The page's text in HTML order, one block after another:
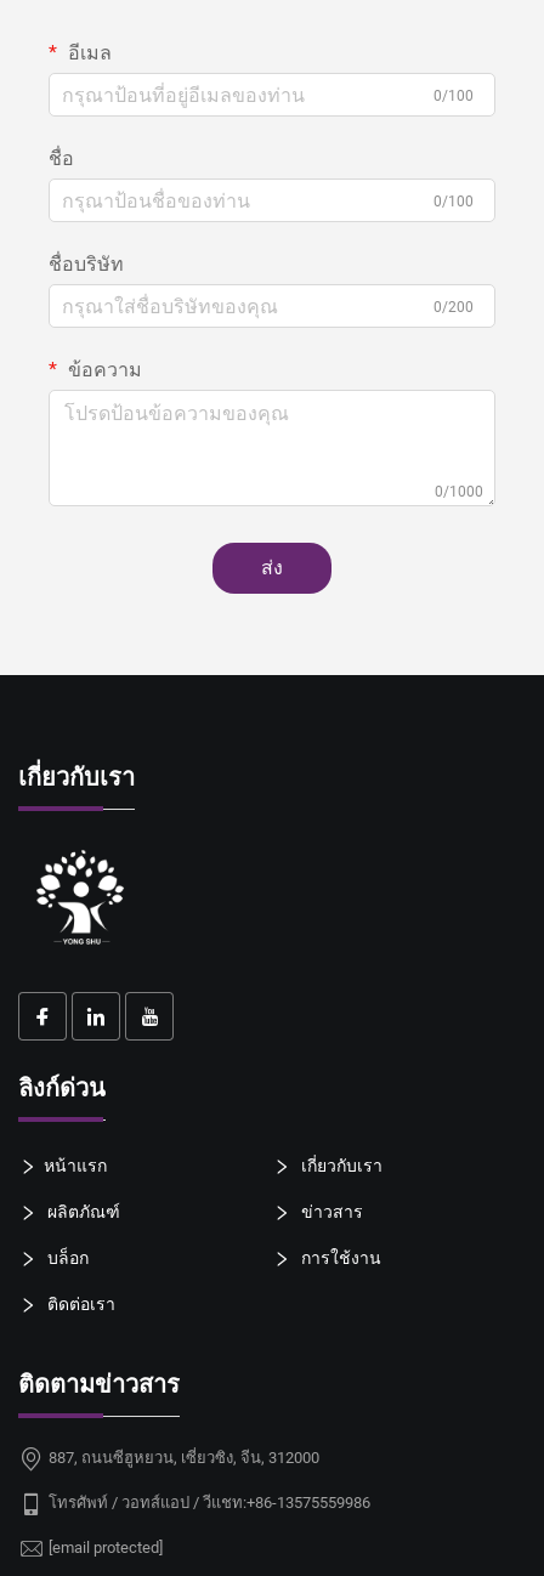
อีเมล
0/100
ชื่อ
0/100
ชื่อบริษัท
0/200
ข้อความ
0/1000
ส่ง
เกี่ยวกับเรา
ลิงก์ด่วน
หน้าแรก เกี่ยวกับเรา
ผลิตภัณฑ์ ข่าวสาร
บล็อก การใช้งาน
ติดต่อเรา
ติดตามข่าวสาร
887, ถนนซีฮูหยวน, เซี่ยวซิง, จีน, 312000
โทรศัพท์ / วอทส์แอป / วีแชท:+86-13575559986
[email protected]